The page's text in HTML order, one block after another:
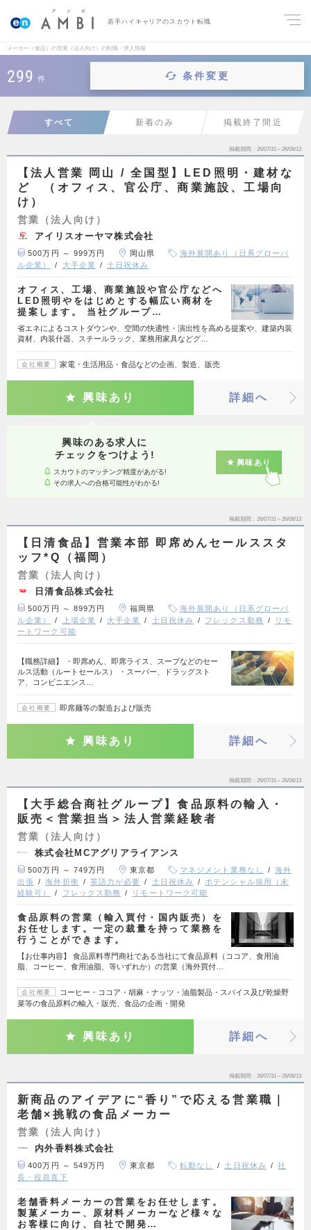
若手ハイキャリアのスカウト転職
メーカー（食品）の営業（法人向け）の転職・求人情報
299 件 条件変更
すべて 新着のみ 掲載終了間近
掲載期間 26/07/31～26/08/13
【法人営業 岡山 / 全国型】LED照明・建材な
ど （オフィス、官公庁、商業施設、工場向
け）
営業（法人向け）
アイリスオーヤマ株式会社
500万円 ～ 999万円 岡山県
海外展開あり（日系グローバ
ル企業）
大手企業 土日祝休み
オフィス、工場、商業施設や官公庁などへ
LED照明やをはじめとする幅広い商材を
提案します。 当社グループ…
省エネによるコストダウンや、空間の快適性・演出性を高める提案や、建築内装
資材、内装什器、スチールラック、業務用家具などグ…
会社概要 家電・生活用品・食品などの企画、製造、販売
興味あり 詳細へ
興味のある求人に
チェックをつけよう!
スカウトのマッチング精度があがる!
その求人への合格可能性がわかる!
興味あり
掲載期間 26/07/31～26/08/13
【日清食品】営業本部 即席めんセールススタ
ッフ*Q（福岡）
営業（法人向け）
日清食品株式会社
500万円 ～ 899万円 福岡県
海外展開あり（日系グローバ
ル企業）
上場企業 大手企業 土日祝休み フレックス勤務
リモ
ートワーク可能
【職務詳細】 ・即席めん、即席ライス、スープなどのセー
ルス活動（ルートセールス） ・スーパー、ドラッグスト
ア、コンビニエンス…
会社概要 即席麺等の製造および販売
興味あり 詳細へ
掲載期間 26/07/31～26/08/13
【大手総合商社グループ】食品原料の輸入・
販売＜営業担当＞法人営業経験者
営業（法人向け）
株式会社MCアグリアライアンス
500万円 ～ 749万円 東京都 マネジメント業務なし
海外
出張
海外折衝 英語力が必要 土日祝休み
ポテンシャル採用（未
経験可）
フレックス勤務 リモートワーク可能
食品原料の営業（輸入買付・国内販売）を
お任せします。一定の裁量を持って業務を
行うことができます。
【お仕事内容】 食品原料専門商社である当社にて食品原料（ココア、食用油
脂、コーヒー、食用油脂、等いずれか）の営業（海外買付…
会社概要
コーヒー・ココア・胡麻・ナッツ・油脂製品・スパイス及び乾燥野
菜等の食品原料の輸入・販売、食品の企画・開発
興味あり 詳細へ
掲載期間 26/07/31～26/08/13
新商品のアイデアに“香り”で応える営業職｜
老舗×挑戦の食品メーカー
営業（法人向け）
内外香料株式会社
400万円 ～ 549万円 東京都 転勤なし 土日祝休み
社
長・役員直下
老舗香料メーカーの営業をお任せします。
製菓メーカー、原材料メーカーなど様々な
お客様に向け、自社で開発…